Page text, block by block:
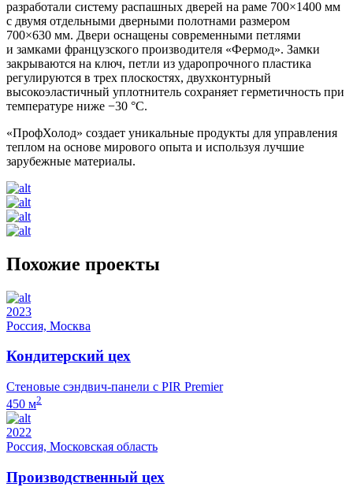
разработали систему распашных дверей на раме 700×1400 мм
с двумя отдельными дверными полотнами размером
700×630 мм. Двери оснащены современными петлями
и замками французского производителя «Фермод». Замки
закрываются на ключ, петли из ударопрочного пластика
регулируются в трех плоскостях, двухконтурный
высокоэластичный уплотнитель сохраняет герметичность при
температуре ниже −30 °C.
«ПрофХолод» создает уникальные продукты для управления
теплом на основе мирового опыта и используя лучшие
зарубежные материалы.
Похожие проекты
2023
Россия, Москва
Кондитерский цех
Стеновые сэндвич-панели с PIR Premier
450 м2
2022
Россия, Московская область
Производственный цех